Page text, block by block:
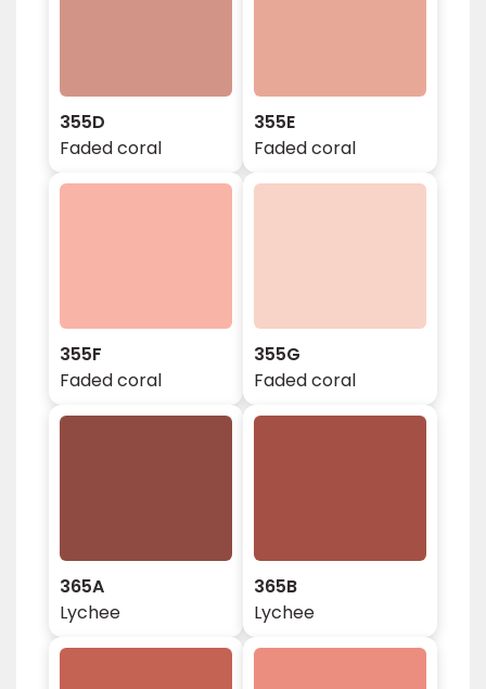
355D
Faded coral
355E
Faded coral
355F
Faded coral
355G
Faded coral
365A
Lychee
365B
Lychee